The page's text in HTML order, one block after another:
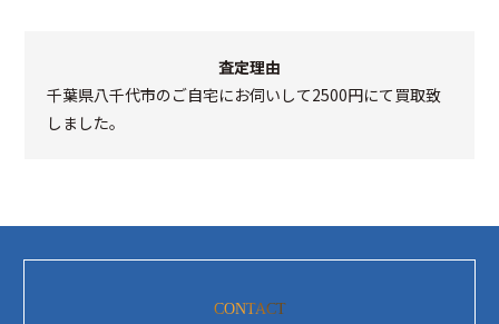
査定理由
千葉県八千代市のご自宅にお伺いして2500円にて買取致
しました。
CONTACT